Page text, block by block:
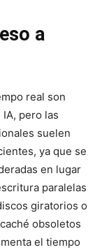
a
real son
pero las
suelen
ya que se
en lugar
paralelas
giratorios o
obsoletos
el tiempo